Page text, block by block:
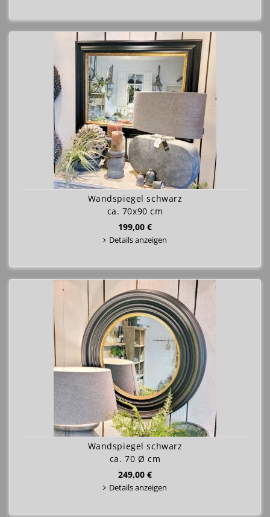
Wandspiegel schwarz
ca. 70x90 cm
199,00 €
Details anzeigen
Wandspiegel schwarz
ca. 70 Ø cm
249,00 €
Details anzeigen